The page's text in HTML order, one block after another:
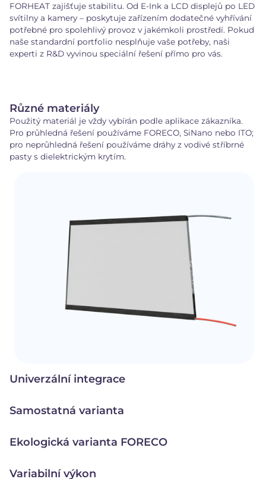
FORHEAT zajišťuje stabilitu. Od E-Ink a LCD displejů po LED
svítilny a kamery – poskytuje zařízením dodatečné vyhřívání
potřebné pro spolehlivý provoz v jakémkoli prostředí. Pokud
naše standardní portfolio nesplňuje vaše potřeby, naši
experti z R&D vyvinou speciální řešení přímo pro vás.
Různé materiály
Použitý materiál je vždy vybírán podle aplikace zákazníka.
Pro průhledná řešení používáme FORECO, SiNano nebo ITO;
pro neprůhledná řešení používáme dráhy z vodivé stříbrné
pasty s dielektrickým krytím.
Univerzální integrace
Samostatná varianta
Ekologická varianta FORECO
Variabilní výkon